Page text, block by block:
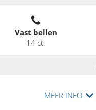
Vast bellen
14 ct.
MEER INFO